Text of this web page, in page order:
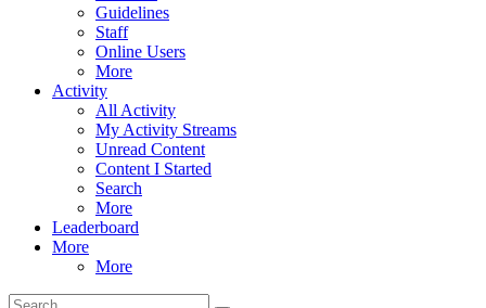
Guidelines
Staff
Online Users
More
Activity
All Activity
My Activity Streams
Unread Content
Content I Started
Search
More
Leaderboard
More
More